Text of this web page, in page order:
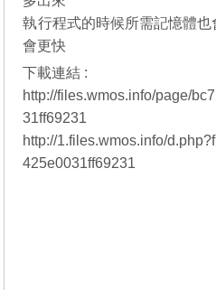
執行程式的時候所需記憶體
會更快
下載連結 :
http://files.wmos.info/page/
31ff69231
http://1.files.wmos.info/
425e0031ff69231